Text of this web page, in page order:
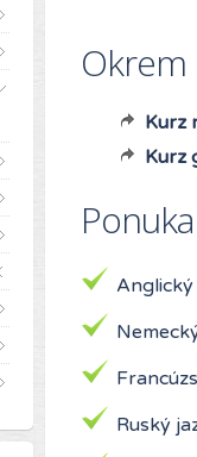
Okrem
Kurz
Kurz
Ruský